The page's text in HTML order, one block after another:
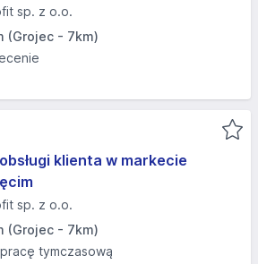
sp. z o.o.
(Grojec - 7km)
klienta w markecie
sp. z o.o.
(Grojec - 7km)
tymczasową